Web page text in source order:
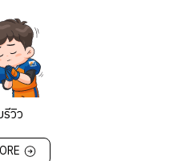
มกับพนักงานคนอื่นๆ ในทีม
ระสิทธิภาพ
อาจมีงานอื่นๆ ที่ได้รับมอบ
สะอาดร้าน
อยู่กับนายจ้าง
วิว